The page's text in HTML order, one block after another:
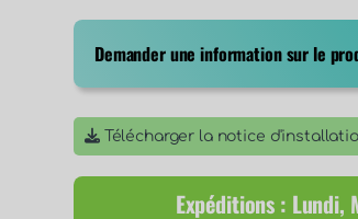
Demander une information sur le
Télécharger la notice
Expéditions : Lundi,